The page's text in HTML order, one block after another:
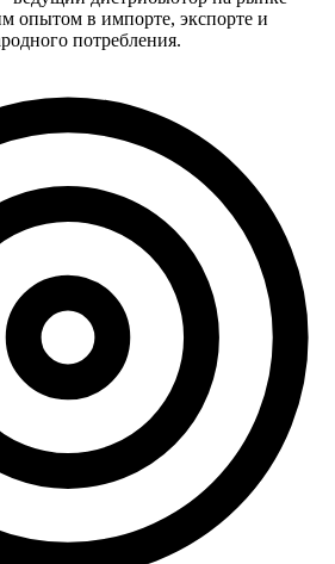
опытом в импорте, экспорте и
потребления.